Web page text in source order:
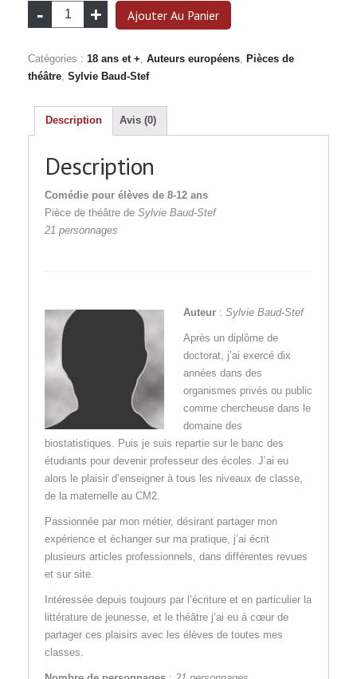
quantité
de
révolution
des
Ajouter Au Panier
Catégories : 18 ans et + Auteurs européens
Pièces de
théâtre Sylvie Baud-Stef
Description Avis (0)
Description
Comédie pour élèves de 8-12 ans
Pièce de théâtre de Sylvie Baud-Stef
21 personnages
Auteur : Sylvie Baud-Stef
Après un diplôme de
doctorat, j’ai exercé dix
années dans des
organismes privés ou public
comme chercheuse dans le
domaine des
biostatistiques. Puis je suis repartie sur le banc des
étudiants pour devenir professeur des écoles. J’ai eu
alors le plaisir d’enseigner à tous les niveaux de classe,
de la maternelle au CM2.
Passionnée par mon métier, désirant partager mon
expérience et échanger sur ma pratique, j’ai écrit
plusieurs articles professionnels, dans différentes revues
et sur site.
Intéressée depuis toujours par l’écriture et en particulier la
littérature de jeunesse, et le théâtre j’ai eu à cœur de
partager ces plaisirs avec les élèves de toutes mes
classes.